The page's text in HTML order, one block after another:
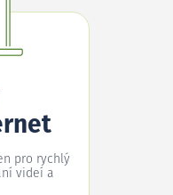
pro rychlý
videí a